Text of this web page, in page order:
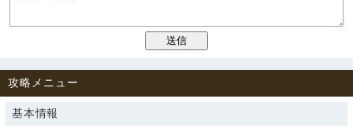
攻略メニュー
基本情報